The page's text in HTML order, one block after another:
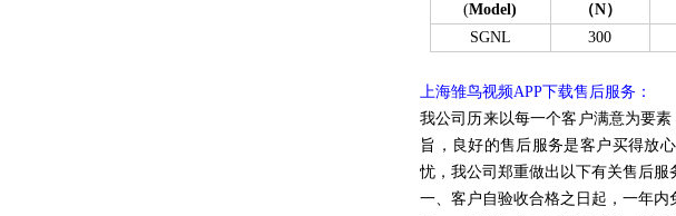
(Model)
（N）
SGNL
300
上海雏鸟视频APP下载售后服务：
我公司历来以每一个客户满意为要素
旨，良好的售后服务是客户买得放心
忧，我公司郑重做出以下有关售后服务的
一、客户自验收合格之日起，一年内